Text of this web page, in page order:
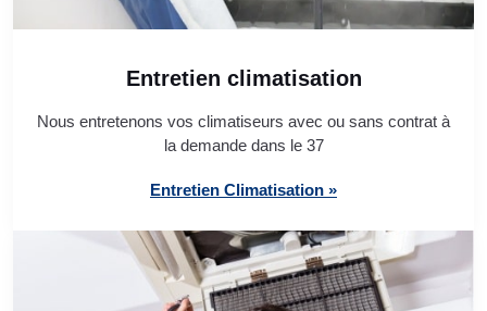
Entretien climatisation
Nous entretenons vos climatiseurs avec ou sans contrat à
la demande dans le 37
Entretien Climatisation »